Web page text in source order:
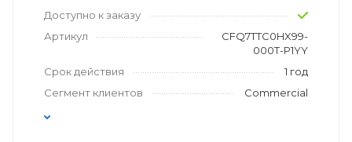
Доступно к заказу
Артикул
CFQ7TTC0HX99-
000T-P1YY
Срок действия
1 год
Сегмент клиентов
Commercial